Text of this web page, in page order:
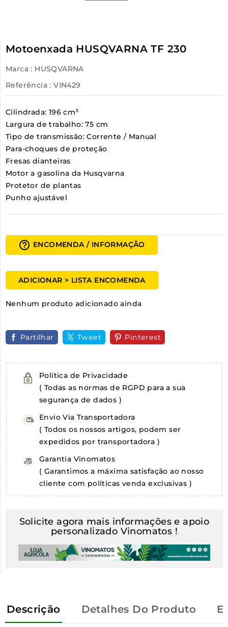
Motoenxada HUSQVARNA TF 230
Marca : HUSQVARNA
Referência : VIN429
Cilindrada: 196 cm³
Largura de trabalho: 75 cm
Tipo de transmissão: Corrente / Manual
Para-choques de proteção
Fresas dianteiras
Motor a gasolina da Husqvarna
Protetor de plantas
Punho ajustável
help_outline ENCOMENDA / INFORMAÇÃO
ADICIONAR > LISTA ENCOMENDA
Nenhum produto adicionado ainda
Partilhar Tweet Pinterest
Política de Privacidade
( Todas as normas de RGPD para a sua
segurança de dados )
Envio Via Transportadora
( Todos os nossos artigos, podem ser
expedidos por transportadora )
Garantia Vinomatos
( Garantimos a máxima satisfação ao nosso
cliente com políticas venda exclusivas )
Solicite agora mais informações e apoio
personalizado Vinomatos !
Descrição Detalhes Do Produto